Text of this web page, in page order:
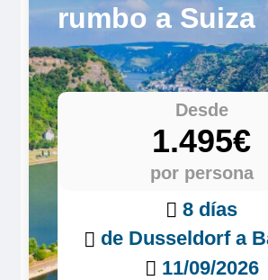
rumbo a Suiza
Desde
1.495€
por persona
8 días
de Dusseldorf a
11/09/2026